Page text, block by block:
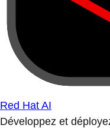
Red Hat AI
Développez et